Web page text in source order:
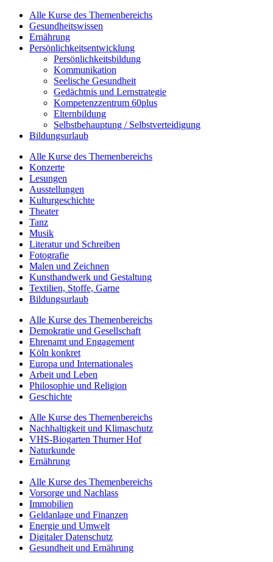
Alle Kurse des Themenbereichs
Gesundheitswissen
Ernährung
Persönlichkeitsentwicklung
Persönlichkeitsbildung
Kommunikation
Seelische Gesundheit
Gedächtnis und Lernstrategie
Kompetenzzentrum 60plus
Elternbildung
Selbstbehauptung / Selbstverteidigung
Bildungsurlaub
Alle Kurse des Themenbereichs
Konzerte
Lesungen
Ausstellungen
Kulturgeschichte
Theater
Tanz
Musik
Literatur und Schreiben
Fotografie
Malen und Zeichnen
Kunsthandwerk und Gestaltung
Textilien, Stoffe, Garne
Bildungsurlaub
Alle Kurse des Themenbereichs
Demokratie und Gesellschaft
Ehrenamt und Engagement
Köln konkret
Europa und Internationales
Arbeit und Leben
Philosophie und Religion
Geschichte
Alle Kurse des Themenbereichs
Nachhaltigkeit und Klimaschutz
VHS-Biogarten Thurner Hof
Naturkunde
Ernährung
Alle Kurse des Themenbereichs
Vorsorge und Nachlass
Immobilien
Geldanlage und Finanzen
Energie und Umwelt
Digitaler Datenschutz
Gesundheit und Ernährung